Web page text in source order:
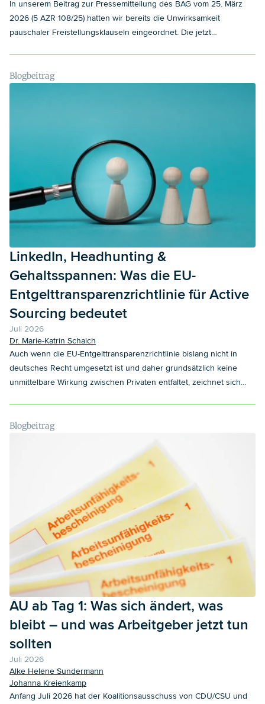
In unserem Beitrag zur Pressemitteilung des BAG vom 25. März
2026 (5 AZR 108/25) hatten wir bereits die Unwirksamkeit
pauschaler Freistellungsklauseln eingeordnet. Die jetzt
Freistellung im Einzelfall und den Widerruf von Dienstwagen
Blogbeitrag
LinkedIn, Headhunting &
Gehaltsspannen: Was die EU-
Entgelttransparenzrichtlinie für Active
Sourcing bedeutet
Juli 2026
Dr. Marie-Katrin Schaich
Auch wenn die EU-Entgelttransparenzrichtlinie bislang nicht in
deutsches Recht umgesetzt ist und daher grundsätzlich keine
unmittelbare Wirkung zwischen Privaten entfaltet, zeichnet sich
Gehaltsverhandlungen Informationen über das Einstiegsgehalt
Vorgabe mit modernen Recruiting-Methoden wie dem Active
Sourcing vereinbaren, bei dem es weder eine klassische
Stellenausschreibung noch eine formelle Einladung zum
Vorstellungsgespräch gibt?
Blogbeitrag
AU ab Tag 1: Was sich ändert, was
bleibt – und was Arbeitgeber jetzt tun
sollten
Juli 2026
Alke Helene Sundermann
Johanna Kreienkamp
Anfang Juli 2026 hat der Koalitionsausschuss von CDU/CSU und